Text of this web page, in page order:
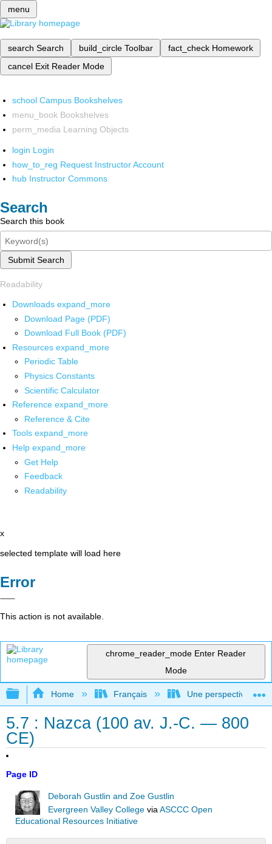
menu
search Search build_circle Toolbar fact_check Homework
cancel Exit Reader Mode
school Campus Bookshelves
menu_book Bookshelves
perm_media Learning Objects
login Login
how_to_reg Request Instructor Account
hub Instructor Commons
Search
Search this book
Submit Search
Readability
Downloads expand_more
Download Page (PDF)
Download Full Book (PDF)
Resources expand_more
Periodic Table
Physics Constants
Scientific Calculator
Reference expand_more
Reference & Cite
Tools expand_more
Help expand_more
Get Help
Feedback
Readability
x
selected template will load here
Error
This action is not available.
chrome_reader_mode Enter Reader
Mode
Expand/collapse global hierarchy
Home Français Une perspective
5.7 : Nazca (100 av. J.-C. — 800
CE)
Page ID
Deborah Gustlin and Zoe Gustlin
Evergreen Valley College viaASCCC Open
Educational Resources Initiative